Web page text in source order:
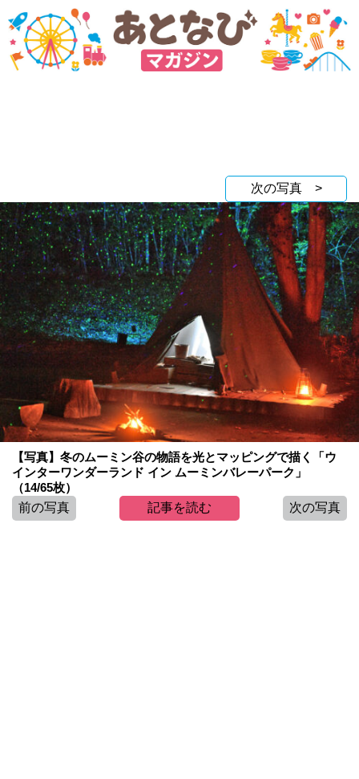
次の写真 >
【写真】冬のムーミン谷の物語を光とマッピングで描く「ウ
インターワンダーランド イン ムーミンバレーパーク」
（14/65枚）
前の写真
記事を読む 次の写真